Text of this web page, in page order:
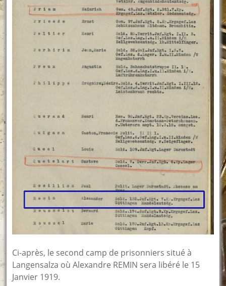
Ci-après, le second camp de prisonniers situé à
Langensalza où Alexandre REMIN sera libéré le 15
Janvier 1919.